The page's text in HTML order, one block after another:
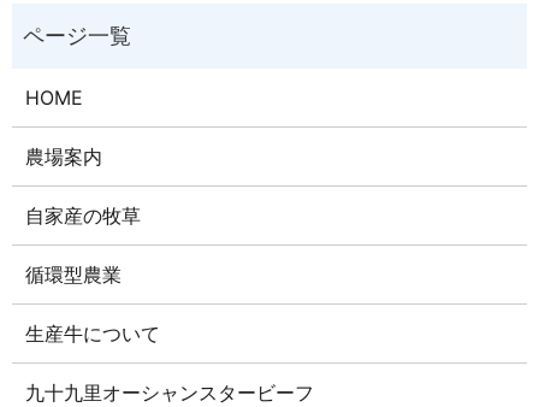
HOME
農場案内
自家産の牧草
循環型農業
生産牛について
九十九里オーシャンスタービーフ